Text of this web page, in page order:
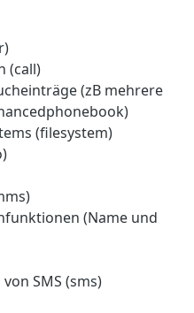
(call)
(zB mehrere
(filesystem)
(Name und
SMS (sms)